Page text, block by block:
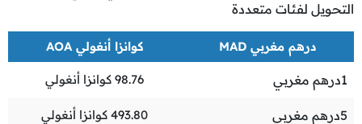
التحويل لفئات متعددة
درهم مغربي MAD كوانزا أنغولي AOA
1درهم مغربي 98.76 كوانزا أنغولي
5درهم مغربي 493.80 كوانزا أنغولي